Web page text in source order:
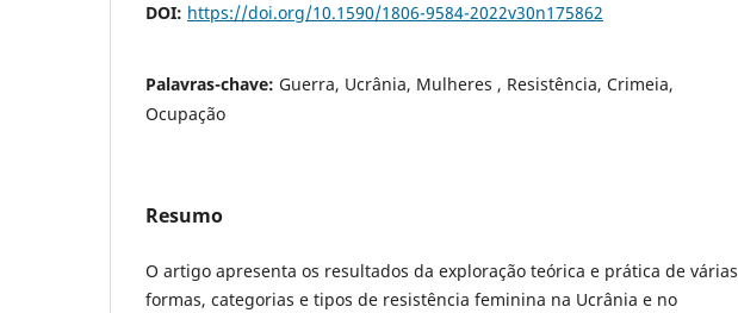
DOI: https://doi.org/10.1590/1806-9584-2022v30n175862
Palavras-chave: Guerra, Ucrânia, Mulheres , Resistência, Crimeia,
Ocupação
Resumo
O artigo apresenta os resultados da exploração teórica e prática de várias
formas, categorias e tipos de resistência feminina na Ucrânia e no